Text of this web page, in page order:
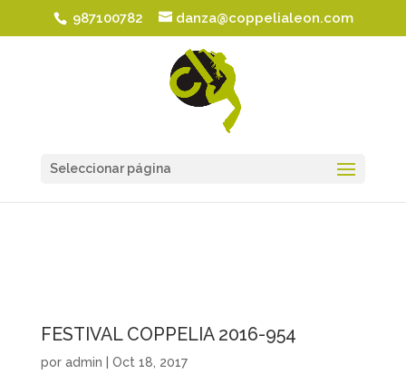
987100782 danza@coppelialeon.com
Seleccionar página
FESTIVAL COPPELIA 2016-954
por admin Oct 18, 2017